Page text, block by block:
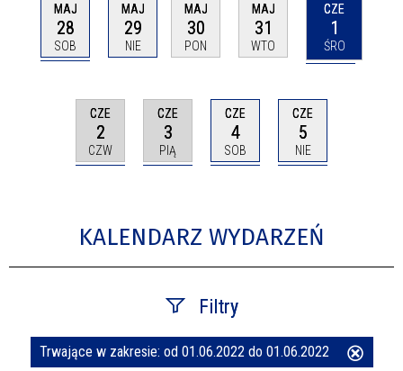
MAJ
28
SOB
MAJ
29
NIE
MAJ
30
PON
MAJ
31
WTO
CZE
1
ŚRO
CZE
2
CZW
CZE
3
PIĄ
CZE
4
SOB
CZE
5
NIE
KALENDARZ WYDARZEŃ
Filtry
Szukana fraza
Trwające w zakresie: od 01.06.2022 do 01.06.2022